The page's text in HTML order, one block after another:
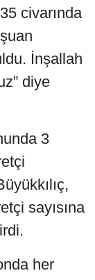
civarında
İnşallah
diye
3
sayısına
her